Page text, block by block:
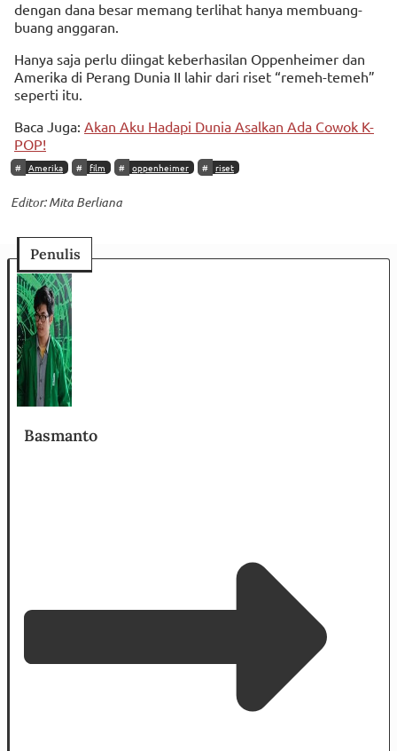
dengan dana besar memang terlihat hanya membuang-
buang anggaran.
Hanya saja perlu diingat keberhasilan Oppenheimer dan
Amerika di Perang Dunia II lahir dari riset “remeh-temeh”
seperti itu.
Baca Juga: Akan Aku Hadapi Dunia Asalkan Ada Cowok K-
POP!
Amerika film oppenheimer riset
Editor: Mita Berliana
Penulis
Basmanto